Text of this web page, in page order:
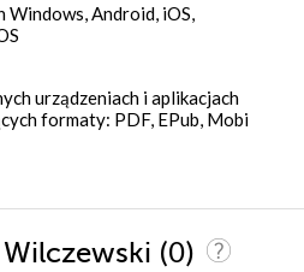
Windows, Android, iOS,
urządzeniach i aplikacjach
formaty: PDF, EPub, Mobi
(0)